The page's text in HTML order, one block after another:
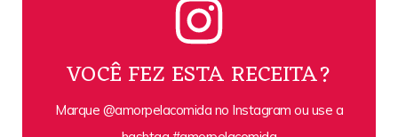
VOCÊ FEZ ESTA RECEITA?
Marque @amorpelacomida no Instagram ou use a